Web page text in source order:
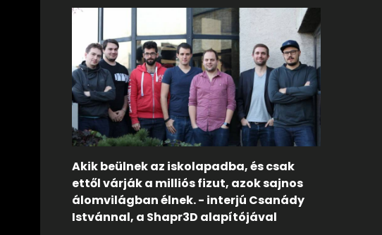
Akik beülnek az iskolapadba, és csak
ettől várják a milliós fizut, azok sajnos
álomvilágban élnek. - interjú Csanády
Istvánnal, a Shapr3D alapítójával